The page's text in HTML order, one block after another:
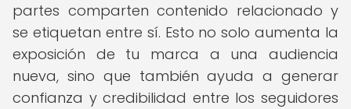
partes comparten contenido relacionado y
se etiquetan entre sí. Esto no solo aumenta la
exposición de tu marca a una audiencia
nueva, sino que también ayuda a generar
confianza y credibilidad entre los seguidores